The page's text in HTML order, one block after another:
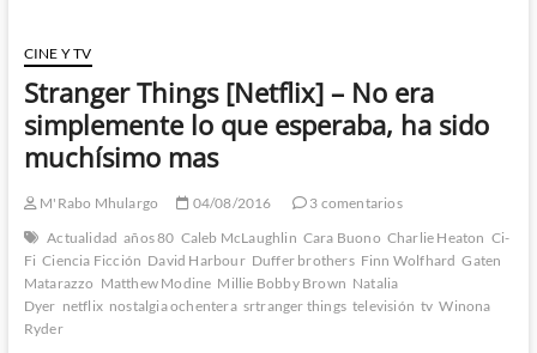
THINGS!!
CINE Y TV
Stranger Things [Netflix] – No era
simplemente lo que esperaba, ha sido
muchísimo mas
M'Rabo Mhulargo 04/08/2016
3 comentarios
Actualidad años 80 Caleb McLaughlin Cara Buono Charlie Heaton Ci-
Fi Ciencia Ficción David Harbour Duffer brothers Finn Wolfhard Gaten
Matarazzo Matthew Modine Millie Bobby Brown Natalia
Dyer netflix nostalgia ochentera srtranger things televisión tv Winona
Ryder